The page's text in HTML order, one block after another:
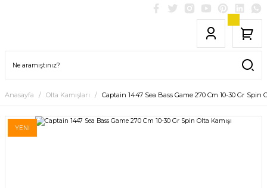
Anasayfa Olta Kamışları Captain 1447 Sea Bass Game 270 Cm 10-30 Gr Spin
YENİ